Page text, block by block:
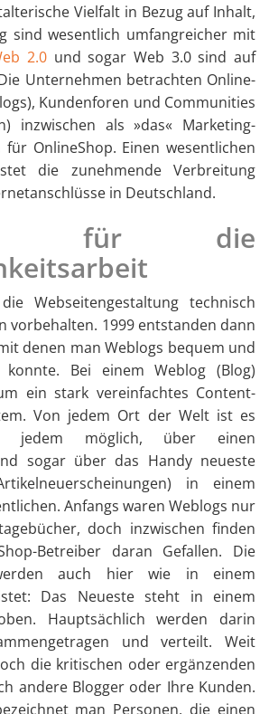
Vielfalt in Bezug auf Inhalt,
sind wesentlich umfangreicher mit
2.0 und sogar Web 3.0 sind auf
Unternehmen betrachten Online-
Kundenforen und Communities
inzwischen als »das« Marketing-
OnlineShop. Einen wesentlichen
die zunehmende Verbreitung
in Deutschland.
für die
Webseitengestaltung technisch
vorbehalten. 1999 entstanden dann
denen man Weblogs bequem und
konnte. Bei einem Weblog (Blog)
ein stark vereinfachtes Content-
Von jedem Ort der Welt ist es
jedem möglich, über einen
sogar über das Handy neueste
in einem
Anfangs waren Weblogs nur
doch inzwischen finden
Betreiber daran Gefallen. Die
auch hier wie in einem
Das Neueste steht in einem
Hauptsächlich werden darin
und verteilt. Weit
die kritischen oder ergänzenden
andere Blogger oder Ihre Kunden.
man Personen, die einen